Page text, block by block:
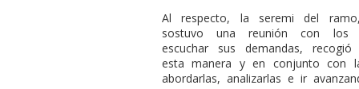
Al respecto, la seremi del
sostuvo una reunión con los
escuchar sus demandas,
esta manera y en conjunto con
abordarlas, analizarlas e ir